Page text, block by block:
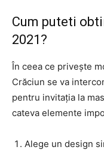
Cum puteti
2021?
În ceea ce privește
Crăciun se va
pentru invitația la
cateva elemente
Alege un design